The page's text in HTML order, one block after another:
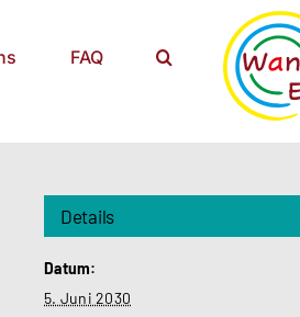
FAQ
Details
Datum:
5. Juni 2030